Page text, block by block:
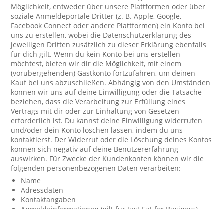
Möglichkeit, entweder über unsere Plattformen oder über
soziale Anmeldeportale Dritter (z. B. Apple, Google,
Facebook Connect oder andere Plattformen) ein Konto bei
uns zu erstellen, wobei die Datenschutzerklärung des
jeweiligen Dritten zusätzlich zu dieser Erklärung ebenfalls
für dich gilt. Wenn du kein Konto bei uns erstellen
möchtest, bieten wir dir die Möglichkeit, mit einem
(vorübergehenden) Gastkonto fortzufahren, um deinen
Kauf bei uns abzuschließen. Abhängig von den Umständen
können wir uns auf deine Einwilligung oder die Tatsache
beziehen, dass die Verarbeitung zur Erfüllung eines
Vertrags mit dir oder zur Einhaltung von Gesetzen
erforderlich ist. Du kannst deine Einwilligung widerrufen
und/oder dein Konto löschen lassen, indem du uns
kontaktierst. Der Widerruf oder die Löschung deines Kontos
können sich negativ auf deine Benutzererfahrung
auswirken. Für Zwecke der Kundenkonten können wir die
folgenden personenbezogenen Daten verarbeiten:
Name
Adressdaten
Kontaktangaben